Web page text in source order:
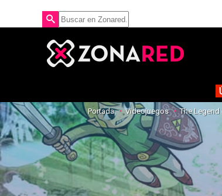
Portada Videojuegos The Legend